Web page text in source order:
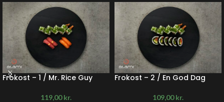
Frokost – 1 / Mr. Rice Guy
119,00kr.
Frokost – 2 / En God Dag
109,00kr.